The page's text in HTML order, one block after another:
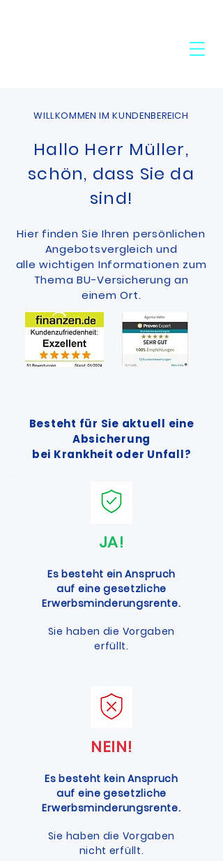
WILLKOMMEN IM KUNDENBEREICH
Hallo Herr Müller,
schön, dass Sie da
sind!
Hier finden Sie Ihren persönlichen
Angebotsvergleich und
alle wichtigen Informationen zum
Thema BU-Versicherung an
einem Ort.
Besteht für Sie aktuell eine
Absicherung
bei Krankheit oder Unfall?
JA!
Es besteht ein Anspruch
auf eine gesetzliche
Erwerbsminderungsrente.
Sie haben die Vorgaben
erfüllt.
NEIN!
Es besteht kein Anspruch
auf eine gesetzliche
Erwerbsminderungsrente.
Sie haben die Vorgaben
nicht erfüllt.